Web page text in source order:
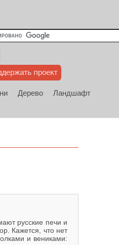
Дерево
Ландшафт
русские печи и
Кажется, что нет
и вениками: